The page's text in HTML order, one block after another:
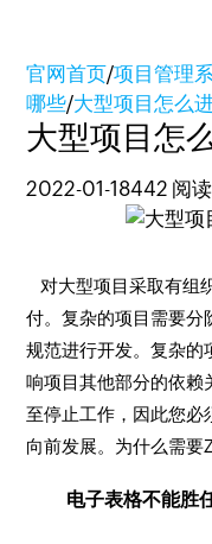
官网首页/项目管理
哪些/大型项目怎么
大型项目怎
2022-01-18442 阅
对大型项目采取有组
付。复杂的项目需要分
规范进行开发。复杂的
响项目其他部分的依赖
至停止工作，因此您必
向前发展。为什么需
电子表格不能胜